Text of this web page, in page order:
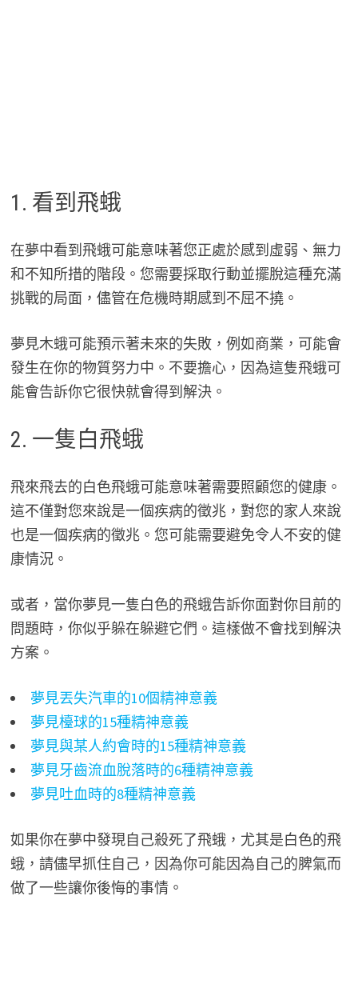
1. 看到飛蛾
在夢中看到飛蛾可能意味著您正處於感到虛弱、無力
和不知所措的階段。您需要採取行動並擺脫這種充滿
挑戰的局面，儘管在危機時期感到不屈不撓。
夢見木蛾可能預示著未來的失敗，例如商業，可能會
發生在你的物質努力中。不要擔心，因為這隻飛蛾可
能會告訴你它很快就會得到解決。
2. 一隻白飛蛾
飛來飛去的白色飛蛾可能意味著需要照顧您的健康。
這不僅對您來說是一個疾病的徵兆，對您的家人來說
也是一個疾病的徵兆。您可能需要避免令人不安的健
康情況。
或者，當你夢見一隻白色的飛蛾告訴你面對你目前的
問題時，你似乎躲在躲避它們。這樣做不會找到解決
方案。
夢見丟失汽車的10個精神意義
夢見檯球的15種精神意義
夢見與某人約會時的15種精神意義
夢見牙齒流血脫落時的6種精神意義
夢見吐血時的8種精神意義
如果你在夢中發現自己殺死了飛蛾，尤其是白色的飛
蛾，請儘早抓住自己，因為你可能因為自己的脾氣而
做了一些讓你後悔的事情。